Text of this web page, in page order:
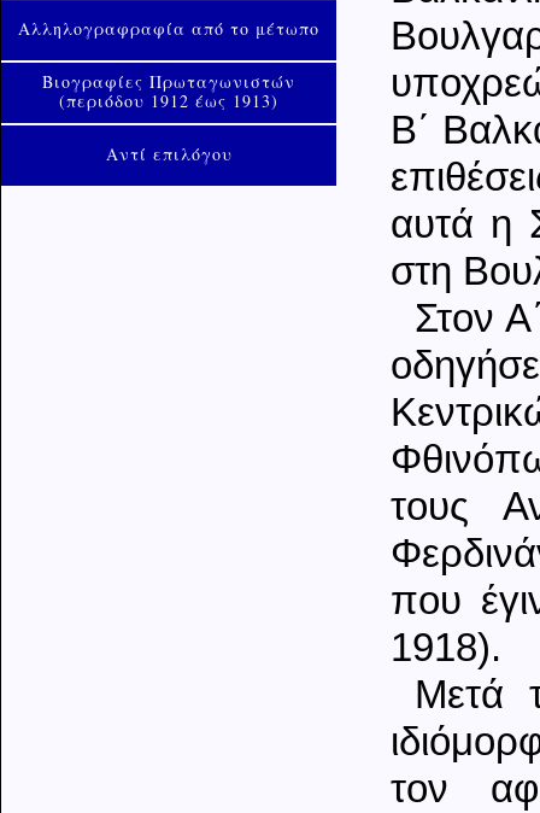
Αλληλογραφραφία από το μέτωπο
Βιογραφίες Πρωταγωνιστών
(περιόδου 1912 έως 1913)
Αντί επιλόγου
Β΄
αυτά η
στη
Στον
τους
που
1918).
Μετά
τον